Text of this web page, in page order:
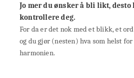
Jo mer du ønsker å bli likt,
kontrollere deg.
For da er det nok med et blikk, et
og du gjør (nesten) hva som helst
harmonien.